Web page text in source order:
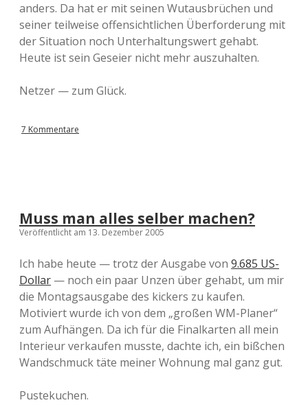
anders. Da hat er mit seinen Wutausbrüchen und
seiner teilweise offensichtlichen Überforderung mit
der Situation noch Unterhaltungswert gehabt.
Heute ist sein Geseier nicht mehr auszuhalten.
Netzer — zum Glück.
7 Kommentare
Muss man alles selber machen?
Veröffentlicht am 13. Dezember 2005
Ich habe heute — trotz der Ausgabe von 9.685 US-
Dollar — noch ein paar Unzen über gehabt, um mir
die Montagsausgabe des kickers zu kaufen.
Motiviert wurde ich von dem „großen WM-Planer“
zum Aufhängen. Da ich für die Finalkarten all mein
Interieur verkaufen musste, dachte ich, ein bißchen
Wandschmuck täte meiner Wohnung mal ganz gut.
Pustekuchen.